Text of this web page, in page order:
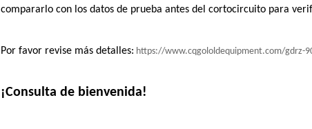
compararlo con los datos de prueba antes del cortocircuito para
Por favor revise más detalles: https://www.cqgololdequipment.com/gdrz-
¡Consulta de bienvenida!